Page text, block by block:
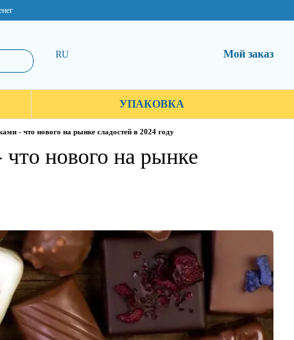
RU Мой заказ
УПАКОВКА
- что нового на рынке сладостей в 2024 году
нового на рынке